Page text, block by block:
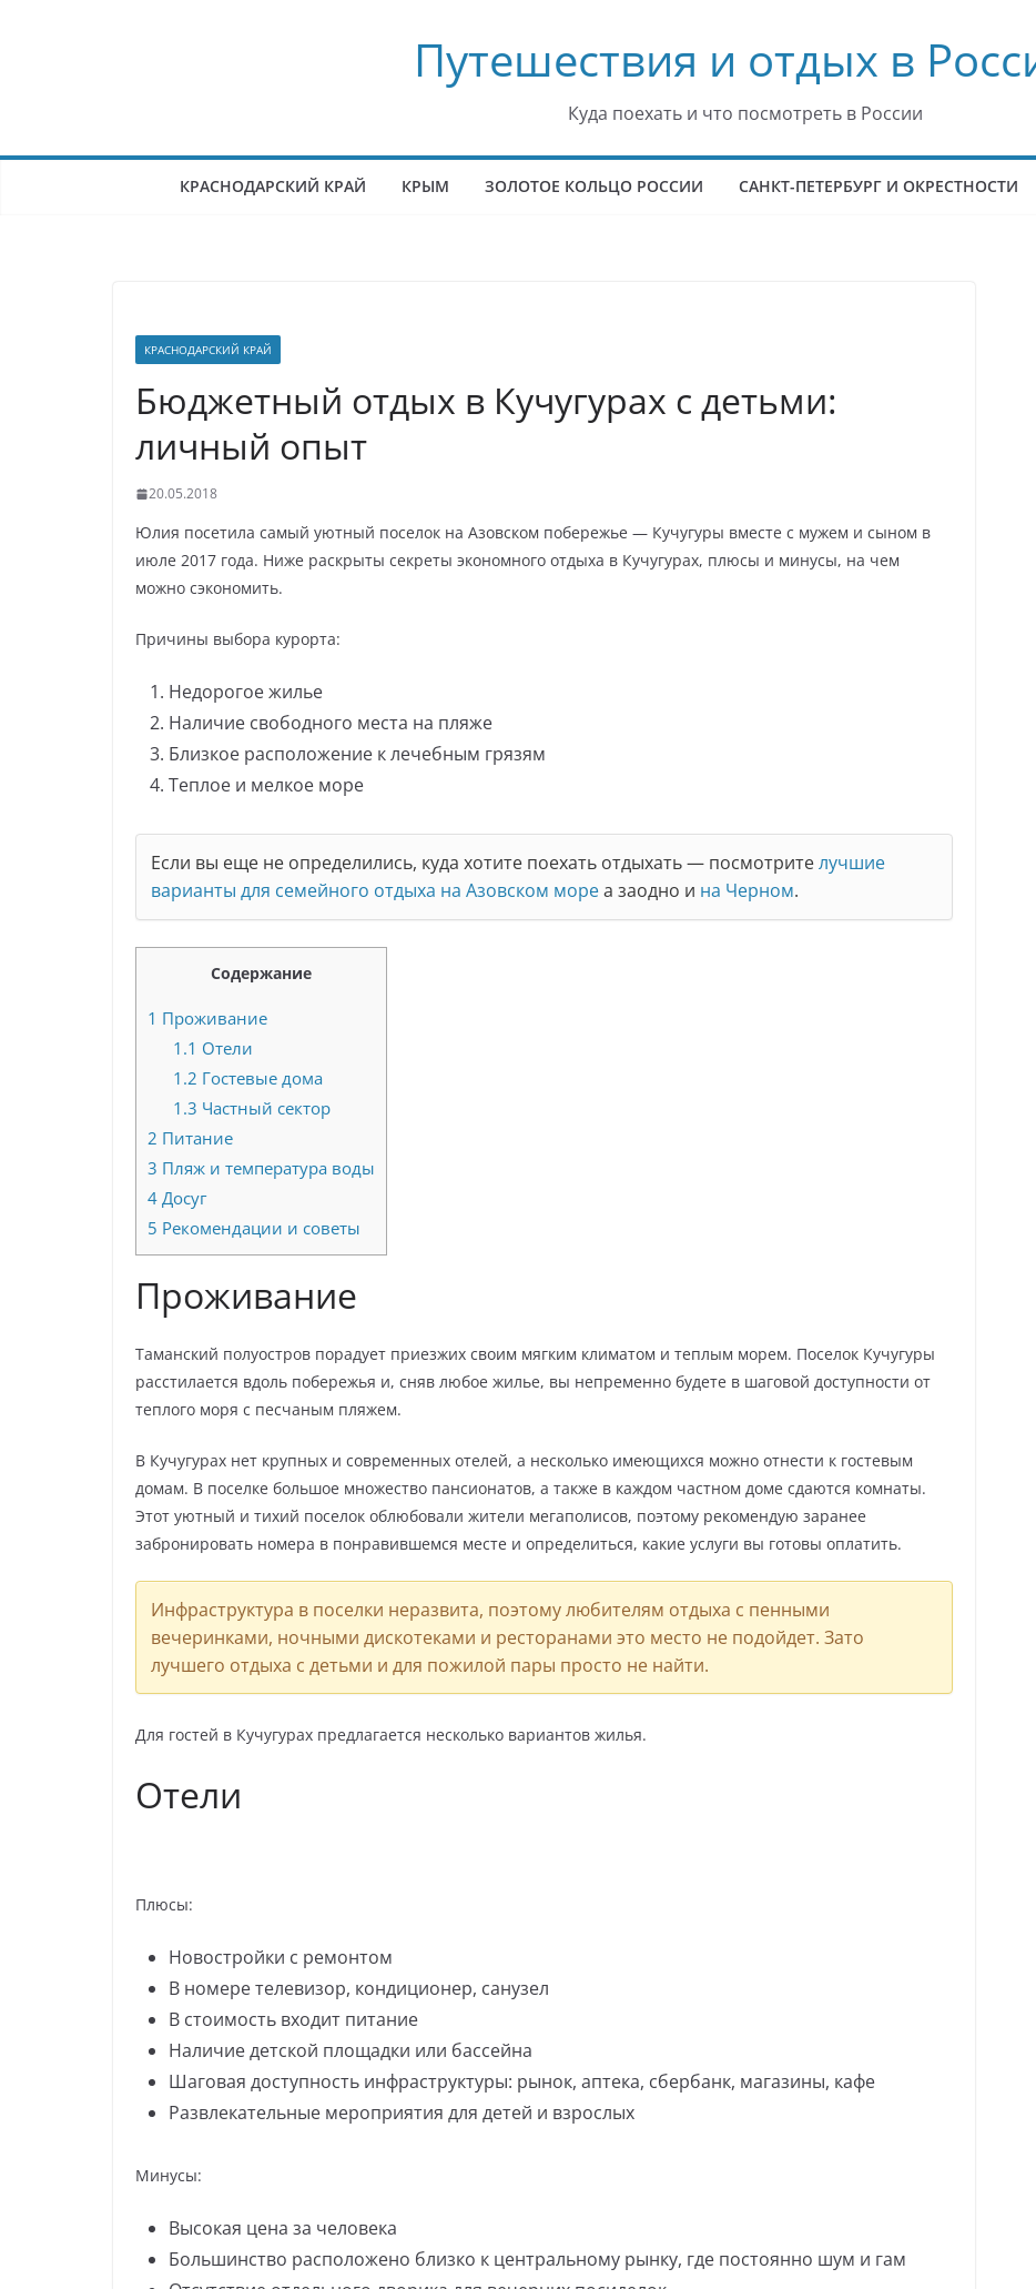
Путешествия и отдых в
Куда поехать и что посмотреть в России
КРАСНОДАРСКИЙ КРАЙ КРЫМ ЗОЛОТОЕ КОЛЬЦО РОССИИ САНКТ-ПЕТЕРБУРГ И ОКРЕСТНОСТИ
КРАСНОДАРСКИЙ КРАЙ
Бюджетный отдых в Кучугурах с детьми:
личный опыт
20.05.2018
Юлия посетила самый уютный поселок на Азовском побережье — Кучугуры вместе с мужем и сыном в
июле 2017 года. Ниже раскрыты секреты экономного отдыха в Кучугурах, плюсы и минусы, на чем
можно сэкономить.
Причины выбора курорта:
Недорогое жилье
Наличие свободного места на пляже
Близкое расположение к лечебным грязям
Теплое и мелкое море
Если вы еще не определились, куда хотите поехать отдыхать — посмотрителучшие
варианты для семейного отдыха на Азовском мореа заодно и на Черном.
Содержание
1 Проживание
1.1 Отели
1.2 Гостевые дома
1.3 Частный сектор
2 Питание
3 Пляж и температура воды
4 Досуг
5 Рекомендации и советы
Проживание
Таманский полуостров порадует приезжих своим мягким климатом и теплым морем. Поселок Кучугуры
расстилается вдоль побережья и, сняв любое жилье, вы непременно будете в шаговой доступности от
теплого моря с песчаным пляжем.
В Кучугурах нет крупных и современных отелей, а несколько имеющихся можно отнести к гостевым
домам. В поселке большое множество пансионатов, а также в каждом частном доме сдаются комнаты.
Этот уютный и тихий поселок облюбовали жители мегаполисов, поэтому рекомендую заранее
забронировать номера в понравившемся месте и определиться, какие услуги вы готовы оплатить.
Инфраструктура в поселки неразвита, поэтому любителям отдыха с пенными
вечеринками, ночными дискотеками и ресторанами это место не подойдет. Зато
лучшего отдыха с детьми и для пожилой пары просто не найти.
Для гостей в Кучугурах предлагается несколько вариантов жилья.
Отели
Плюсы:
Новостройки с ремонтом
В номере телевизор, кондиционер, санузел
В стоимость входит питание
Наличие детской площадки или бассейна
Шаговая доступность инфраструктуры: рынок, аптека, сбербанк, магазины, кафе
Развлекательные мероприятия для детей и взрослых
Минусы:
Высокая цена за человека
Большинство расположено близко к центральному рынку, где постоянно шум и гам